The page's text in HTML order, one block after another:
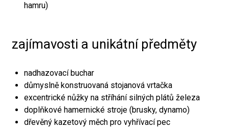
hamru)
zajímavosti a unikátní předměty
nadhazovací buchar
důmyslně konstruovaná stojanová vrtačka
excentrické nůžky na stříhání silných plátů železa
doplňkové hamernické stroje (brusky, dynamo)
dřevěný kazetový měch pro vyhřívací pec